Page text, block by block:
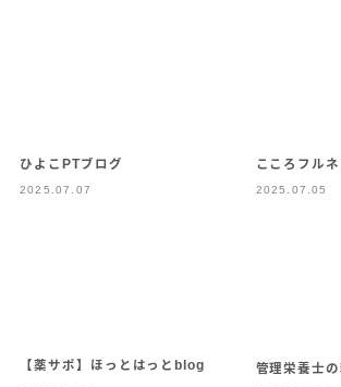
ひよこPTブログ
2025.07.07
こころフルネ
2025.07.05
【薬サポ】ほっとはっとblog 管理栄養士